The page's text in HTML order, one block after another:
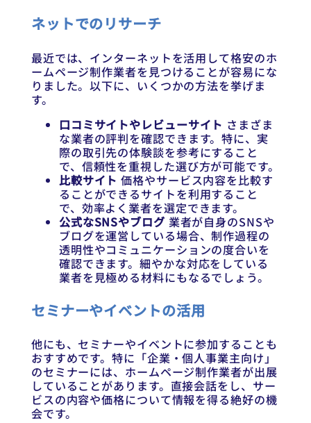
ネットでのリサーチ
最近では、インターネットを活用して格安のホ
ームページ制作業者を見つけることが容易にな
りました。以下に、いくつかの方法を挙げま
す。
口コミサイトやレビューサイト さまざま
な業者の評判を確認できます。特に、実
際の取引先の体験談を参考にすること
で、信頼性を重視した選び方が可能です。
比較サイト 価格やサービス内容を比較す
ることができるサイトを利用すること
で、効率よく業者を選定できます。
公式なSNSやブログ業者が自身のSNSや
ブログを運営している場合、制作過程の
透明性やコミュニケーションの度合いを
確認できます。細やかな対応をしている
業者を見極める材料にもなるでしょう。
セミナーやイベントの活用
他にも、セミナーやイベントに参加することも
おすすめです。特に「企業・個人事業主向け」
のセミナーには、ホームページ制作業者が出展
していることがあります。直接会話をし、サー
ビスの内容や価格について情報を得る絶好の機
会です。